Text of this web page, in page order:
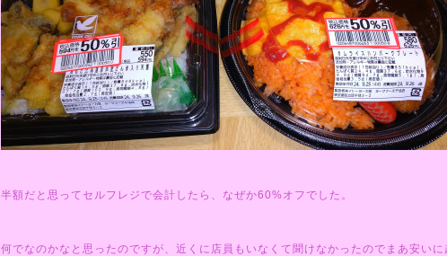
半額だと思ってセルフレジで会計したら、なぜか60%オフでした。
何でなのかなと思ったのですが、近くに店員もいなくて聞けなかったのでまあ安い